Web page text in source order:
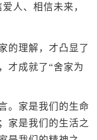
人、相信未来，
的理解，才凸显了
才成就了“舍家为
。家是我们的生命
家是我们的生活之